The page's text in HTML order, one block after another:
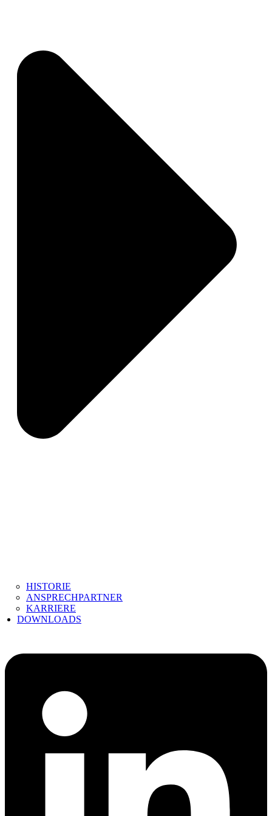
HISTORIE
ANSPRECHPARTNER
KARRIERE
DOWNLOADS